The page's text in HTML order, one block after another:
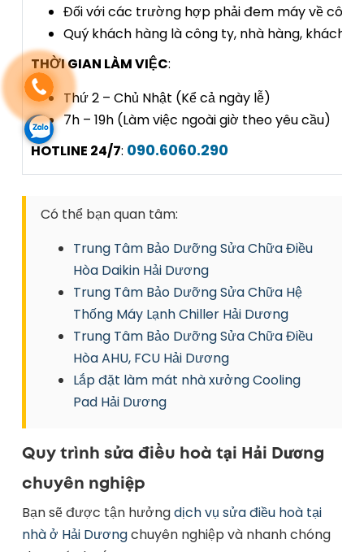
Đối với các trường hợp phải đem máy về công
Quý khách hàng là công ty, nhà hàng, khách
THỜI GIAN LÀM VIỆC:
Thứ 2 – Chủ Nhật (Kể cả ngày lễ)
7h – 19h (Làm việc ngoài giờ theo yêu cầu)
HOTLINE 24/7: 090.6060.290
Có thể bạn quan tâm:
Trung Tâm Bảo Dưỡng Sửa Chữa Điều
Hòa Daikin Hải Dương
Trung Tâm Bảo Dưỡng Sửa Chữa Hệ
Thống Máy Lạnh Chiller Hải Dương
Trung Tâm Bảo Dưỡng Sửa Chữa Điều
Hòa AHU, FCU Hải Dương
Lắp đặt làm mát nhà xưởng Cooling
Pad Hải Dương
Quy trình sửa điều hoà tại Hải Dương
chuyên nghiệp
Bạn sẽ được tận hưởngdịch vụ sửa điều hoà tại
nhà ở Hải Dươngchuyên nghiệp và nhanh chóng